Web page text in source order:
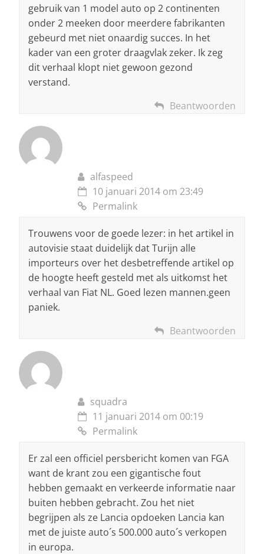
gebruik van 1 model auto op 2 continenten
onder 2 meeken door meerdere fabrikanten
gebeurd met niet onaardig succes. In het
kader van een groter draagvlak zeker. Ik zeg
dit verhaal klopt niet gewoon gezond
verstand.
Beantwoorden
alfaspeed
10 januari 2014 om 23:49
Permalink
Trouwens voor de goede lezer: in het artikel in
autovisie staat duidelijk dat Turijn alle
importeurs over het desbetreffende artikel op
de hoogte heeft gesteld met als uitkomst het
verhaal van Fiat NL. Goed lezen mannen.geen
paniek.
Beantwoorden
squadra
11 januari 2014 om 00:19
Permalink
Er zal een officiel persbericht komen van FGA
want de krant zou een gigantische fout
hebben gemaakt en verkeerde informatie naar
buiten hebben gebracht. Zou het niet
begrijpen als ze Lancia opdoeken Lancia kan
met de juiste auto´s 500.000 auto´s verkopen
in europa.